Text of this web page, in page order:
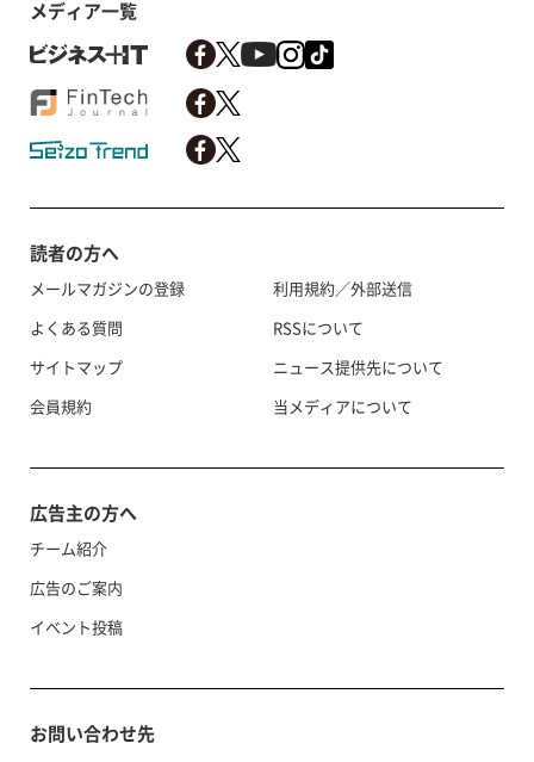
メディア一覧
読者の方へ
メールマガジンの登録
よくある質問
サイトマップ
会員規約
利用規約／外部送信
RSSについて
ニュース提供先について
当メディアについて
広告主の方へ
チーム紹介
広告のご案内
イベント投稿
お問い合わせ先